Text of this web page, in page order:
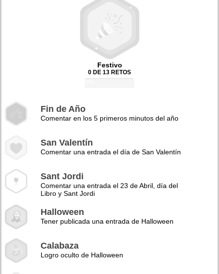
Festivo
0 DE 13 RETOS
Fin de Año
Comentar en los 5 primeros minutos del año
San Valentín
Comentar una entrada el día de San Valentín
Sant Jordi
Comentar una entrada el 23 de Abril, día del
Libro y Sant Jordi
Halloween
Tener publicada una entrada de Halloween
Calabaza
Logro oculto de Halloween